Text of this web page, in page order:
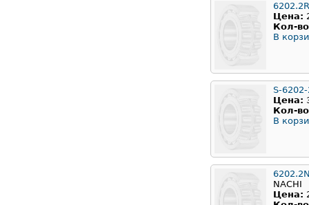
Цена:
Кол-
В
S-6202-
Цена:
Кол-
В
NACHI
Цена: